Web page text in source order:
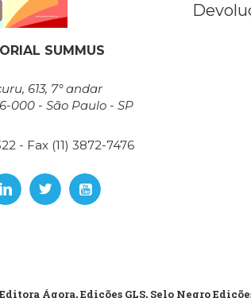
SUMMUS
613, 7° andar
000 - São Paulo - SP
- Fax (11) 3872-7476
Ágora, Edições GLS, Selo Negro